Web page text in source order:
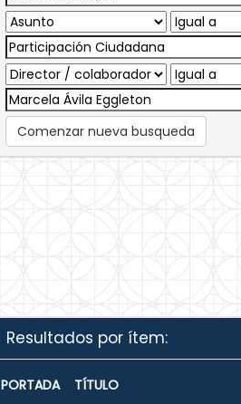
Comenzar nueva busqueda
Resultados por ítem:
PORTADA TÍTULO